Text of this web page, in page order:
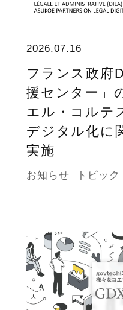
2026.07.16
フランス政府
援センター」
エル・コルテ
デジタル化に
実施
お知らせ トピック